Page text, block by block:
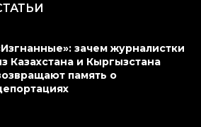
зачем журналистки
Казахстана и Кыргызстана
память о